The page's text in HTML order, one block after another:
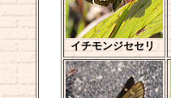
イチモンジセセリ